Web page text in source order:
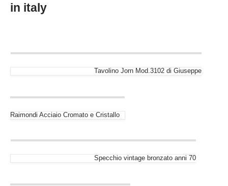
in italy
Tavolino Jorn Mod.3102 di Giuseppe
Raimondi Acciaio Cromato e Cristallo
Specchio vintage bronzato anni 70